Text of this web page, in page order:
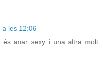
a les 12:06
anar sexy i una altra molt